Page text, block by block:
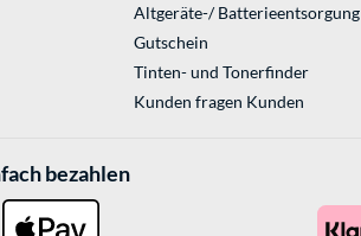
Altgeräte-/ Batterieentsorgung
Gutschein
Tinten- und Tonerfinder
Kunden fragen Kunden
bezahlen